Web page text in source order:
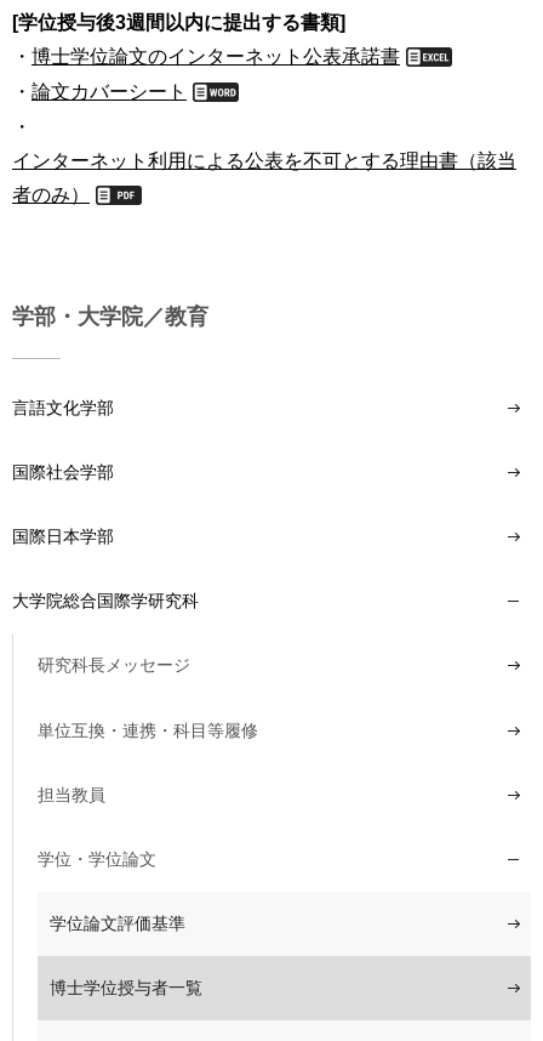
わ
せ
交
ク
セ
イ
ト
プ
[学位授与後3週間以内に提出する書類]
・ 博士学位論文のインターネット公表承諾書
・ 論文カバーシート
・
インターネット利用による公表を不可とする理由書（該当
者のみ）
学部・大学院／教育
言語文化学部
国際社会学部
国際日本学部
大学院総合国際学研究科
研究科長メッセージ
単位互換・連携・科目等履修
担当教員
学位・学位論文
学位論文評価基準
博士学位授与者一覧